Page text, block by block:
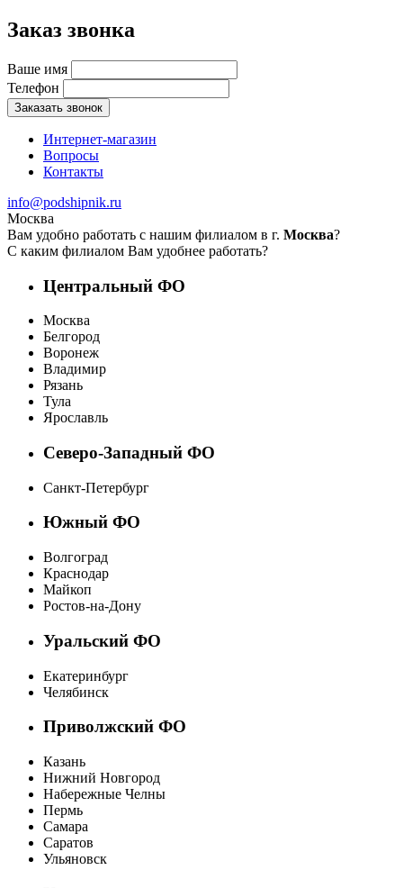
Заказ звонка
Ваше имя
Телефон
Заказать звонок
Интернет-магазин
Вопросы
Контакты
info@podshipnik.ru
Москва
Вам удобно работать с нашим филиалом в г. Москва?
С каким филиалом Вам удобнее работать?
Центральный ФО
Москва
Белгород
Воронеж
Владимир
Рязань
Тула
Ярославль
Северо-Западный ФО
Санкт-Петербург
Южный ФО
Волгоград
Краснодар
Майкоп
Ростов-на-Дону
Уральский ФО
Екатеринбург
Челябинск
Приволжский ФО
Казань
Нижний Новгород
Набережные Челны
Пермь
Самара
Саратов
Ульяновск